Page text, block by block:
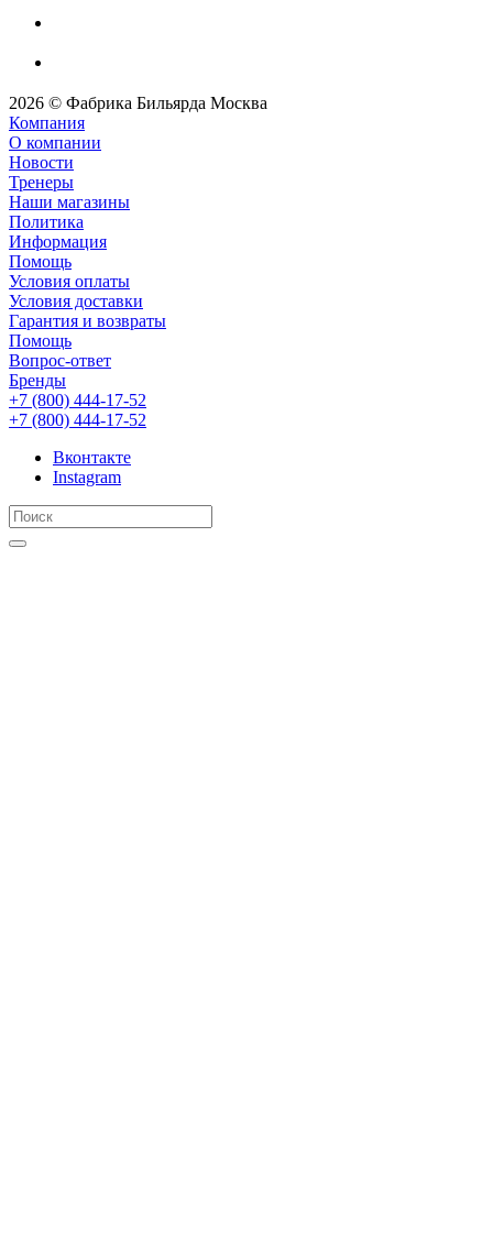
2026 © Фабрика Бильярда Москва
Компания
О компании
Новости
Тренеры
Наши магазины
Политика
Информация
Помощь
Условия оплаты
Условия доставки
Гарантия и возвраты
Помощь
Вопрос-ответ
Бренды
+7 (800) 444-17-52
+7 (800) 444-17-52
Вконтакте
Instagram